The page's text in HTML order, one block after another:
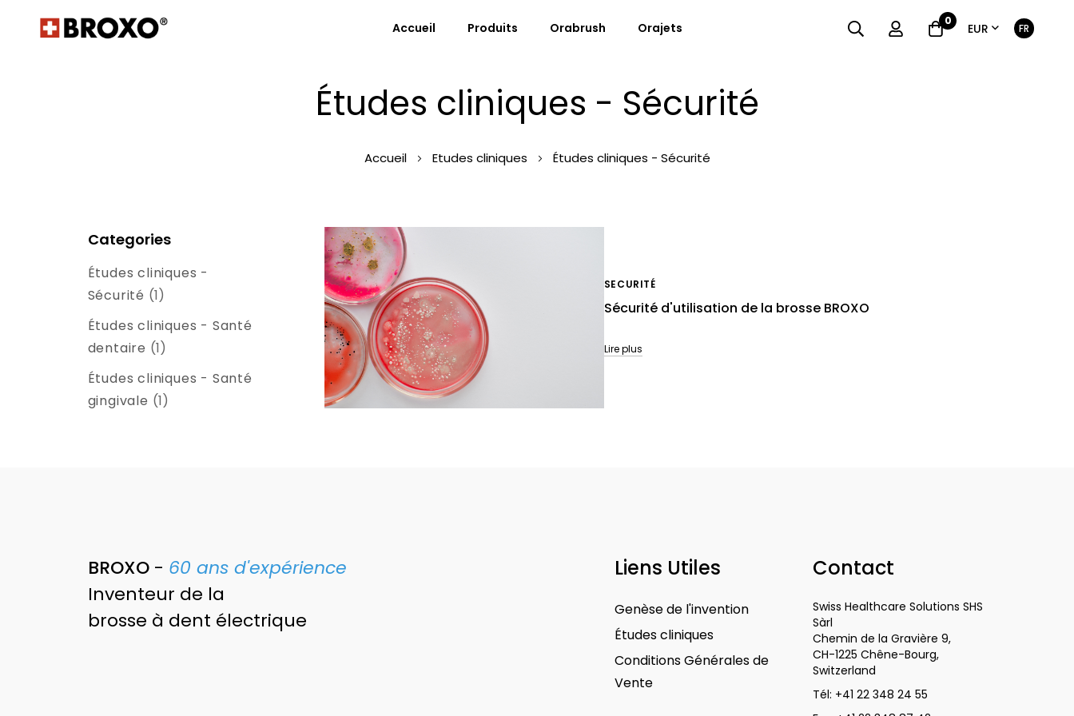
Accueil Produits Orabrush Orajets 0 Devise
EUR Langue
FR
Études cliniques - Sécurité
Accueil Etudes cliniques Études cliniques - Sécurité
SECURITÉ
Sécurité d'utilisation de la brosse BROXO
Lire plus
Categories
Études cliniques -
Sécurité (1)
Études cliniques - Santé
dentaire (1)
Études cliniques - Santé
gingivale (1)
BROXO- 60 ans d'expérience
Inventeur de la
brosse à dent électrique
Liens Utiles
Genèse de l'invention
Études cliniques
Conditions Générales de
Vente
Contact
Swiss Healthcare Solutions SHS
Sàrl
Chemin de la Gravière 9,
CH-1225 Chêne-Bourg,
Switzerland
Tél: +41 22 348 24 55